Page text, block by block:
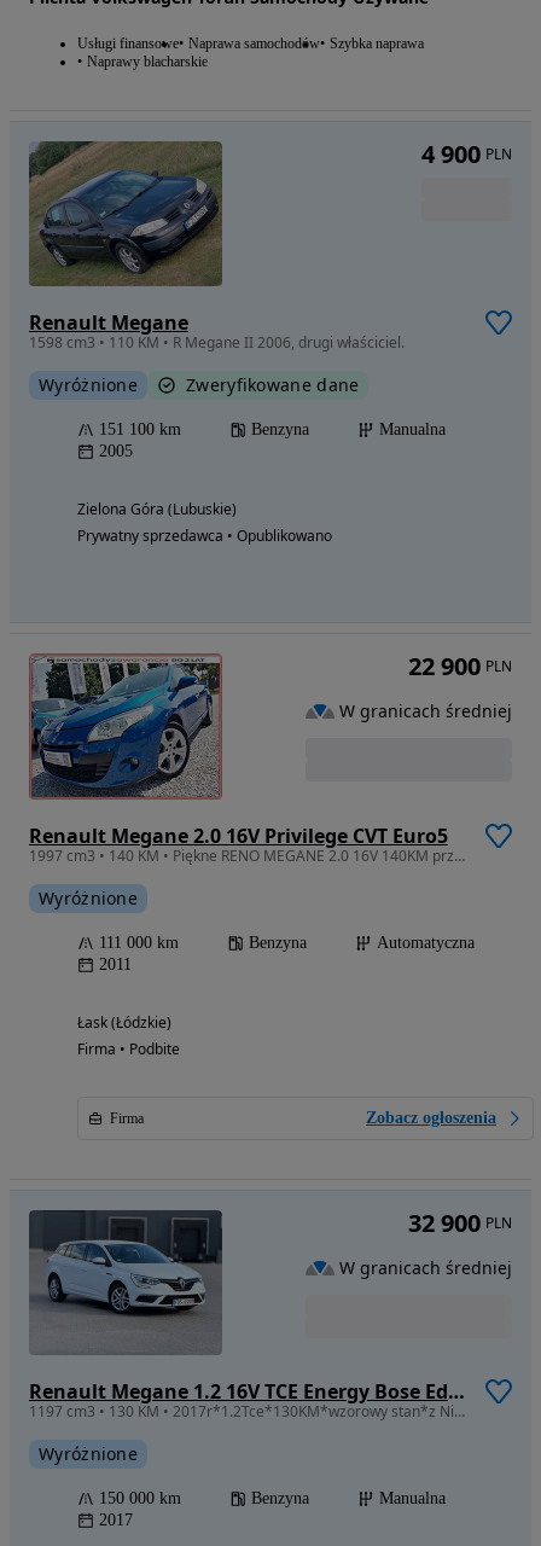
Usługi finansowe Naprawa samochodów Szybka naprawa
Naprawy blacharskie
Renault Megane
1598 cm3 • 110 KM • R Megane II 2006, drugi właściciel.
Wyróżnione Zweryfikowane dane
151 100 km Benzyna
Manualna
2005
Zielona Góra (Lubuskie)
Prywatny sprzedawca • Opublikowano
4 900 PLN
Renault Megane 2.0 16V Privilege CVT Euro5
1997 cm3 • 140 KM • Piękne RENO MEGANE 2.0 16V 140KM przeb 111tyś AUTOMAT 1ROK GWARANCJI !
Wyróżnione
111 000 km Benzyna
Automatyczna
2011
Łask (Łódzkie)
Firma • Podbite
Firma Zobacz ogłoszenia
22 900 PLN
W granicach średniej
Renault Megane 1.2 16V TCE Energy Bose Edition
1197 cm3 • 130 KM • 2017r*1.2Tce*130KM*wzorowy stan*z Niemiec*oplacony*
Wyróżnione
150 000 km Benzyna
Manualna
2017
32 900 PLN
W granicach średniej